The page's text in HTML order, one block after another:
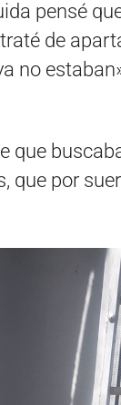
pensé
de
no
que
que por